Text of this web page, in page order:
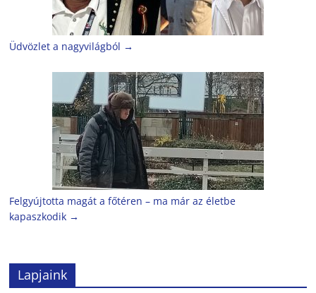
Üdvözlet a nagyvilágból →
Felgyújtotta magát a főtéren – ma már az életbe
kapaszkodik →
Lapjaink